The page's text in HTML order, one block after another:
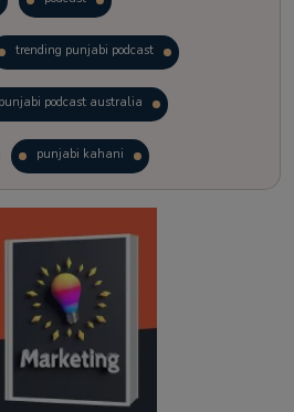
trending punjabi podcast
punjabi podcast australia
punjabi kahani
punjabi story